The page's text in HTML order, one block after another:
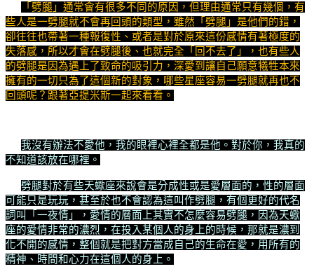
「劈腿」通常會有很多不同的原因，但理由通常只有幾個，有
些人是一劈腿就不會再回頭的類型，雖然「劈腿」是他們的錯，
卻往往也帶著一種報復性、或者是對於原來這份感情有著極度的
失落感，所以才會在劈腿後、也就完全「回不去了」，也有些人
的劈腿是因為遇上了致命的吸引力，深愛到讓自己願意犧牲本來
擁有的一切只為了這個新的對象，哪些星座容易一劈腿就再也不
回頭呢？跟著亞提米斯一起來看看。
我沒有辦法不愛他，我的眼裡心裡全都是他。對於你，我真的
不知道該放在哪裡。
劈腿對於有些天蠍座來說會是分成性或是愛層面的，性的層面
可能只是玩玩，甚至於也不會認為這叫作劈腿，有個更好的代名
詞叫「一夜情」，愛情的層面上其實不怎麼容易劈腿，因為天蠍
座的愛情非常的濃烈，在投入某個人的身上的時候，那就是濃到
化不開的感情，整個就是把對方當成自己的生命在愛，用所有的
精神、時間和心力在這個人的身上。